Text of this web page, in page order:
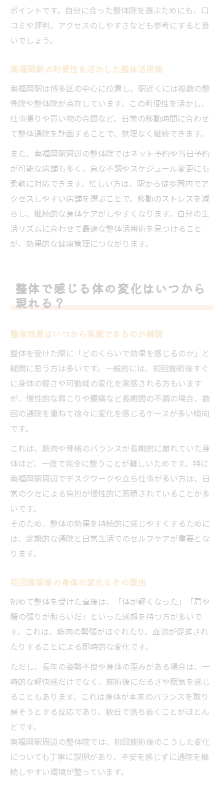
ポイントです。自分に合った整体院を選ぶためにも、口
コミや評判、アクセスのしやすさなども参考にすると良
いでしょう。
南福岡駅の利便性を活かした整体活用術
南福岡駅は博多区の中心に位置し、駅近くには複数の整
骨院や整体院が点在しています。この利便性を活かし、
仕事帰りや買い物の合間など、日常の移動時間に合わせ
て整体通院を計画することで、無理なく継続できます。
また、南福岡駅周辺の整体院ではネット予約や当日予約
が可能な店舗も多く、急な不調やスケジュール変更にも
柔軟に対応できます。忙しい方は、駅から徒歩圏内でア
クセスしやすい店舗を選ぶことで、移動のストレスを減
らし、継続的な身体ケアがしやすくなります。自分の生
活リズムに合わせて最適な整体活用術を見つけること
が、効果的な健康管理につながります。
整体で感じる体の変化はいつから
現れる？
整体効果はいつから実感できるのか解説
整体を受けた際に「どのくらいで効果を感じるのか」と
疑問に思う方は多いです。一般的には、初回施術後すぐ
に身体の軽さや可動域の変化を実感される方もいます
が、慢性的な肩こりや腰痛など長期間の不調の場合、数
回の通院を重ねて徐々に変化を感じるケースが多い傾向
です。
これは、筋肉や骨格のバランスが長期的に崩れていた身
体ほど、一度で完全に整うことが難しいためです。特に
南福岡駅周辺でデスクワークや立ち仕事が多い方は、日
常のクセによる負担が慢性的に蓄積されていることが多
いです。
そのため、整体の効果を持続的に感じやすくするために
は、定期的な通院と日常生活でのセルフケアが重要とな
ります。
初回施術後の身体の変化とその理由
初めて整体を受けた直後は、「体が軽くなった」「肩や
腰の張りが和らいだ」といった感想を持つ方が多いで
す。これは、筋肉の緊張がほぐれたり、血流が促進され
たりすることによる即時的な変化です。
ただし、長年の姿勢不良や身体の歪みがある場合は、一
時的な軽快感だけでなく、施術後にだるさや眠気を感じ
ることもあります。これは身体が本来のバランスを取り
戻そうとする反応であり、数日で落ち着くことがほとん
どです。
南福岡駅周辺の整体院では、初回施術後のこうした変化
についても丁寧に説明があり、不安を感じずに通院を継
続しやすい環境が整っています。